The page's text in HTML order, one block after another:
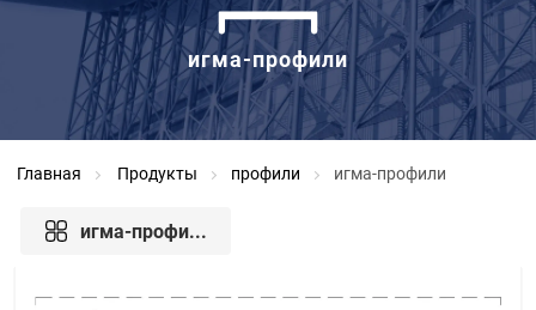
игма-профили
Главная Продукты профили игма-профили
игма-профи...